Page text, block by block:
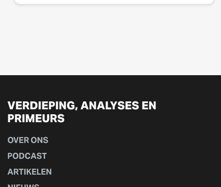
VERDIEPING, ANALYSES EN
PRIMEURS
OVER ONS
PODCAST
ARTIKELEN